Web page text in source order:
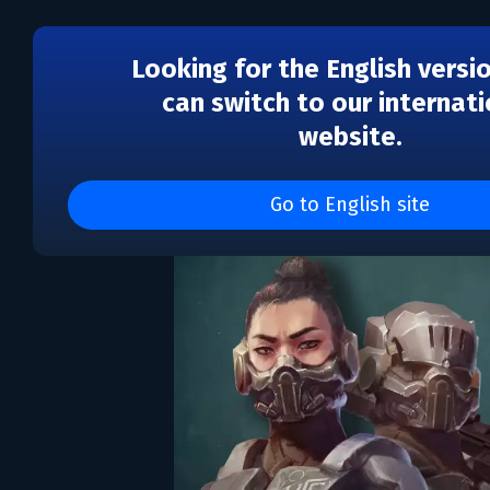
Looking for the English
can switch to our
website.
Go to English site
USC: Counterforce